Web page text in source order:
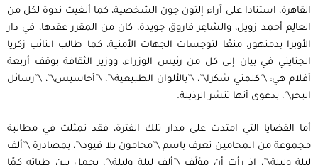
القاهرة، استنادا على آراء إلتون جون الشخصية، كما ألغيت ندوة لكل من
العالِم أحمد زويل، والشاعِر فاروق جويدة، كان من المقرر عقدها، في دار
الأوبرا بدمنهور، منعًا لتوجسات الجهات الأمنية، كما طالب النائب زكريا
الجنايني في بيان إلى كل من رئيس الوزراء، ووزير الثقافة بوقف أربعة
أفلام هي: \”كلمني شكرا\”، \”بالألوان الطبيعية\”، \”أحاسيس\”، \”رسائل
البحر\”، بدعوى أنها تنشر الرذيلة.
أما القضايا التي امتدت على مدار تلك الفترة، فقد تمثلت في مطالبة
مجموعة من المحامين تعرف باسم \”محامون بلا قيود\”، بمصادرة \”ألف